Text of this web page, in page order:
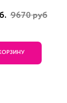
9670 руб.